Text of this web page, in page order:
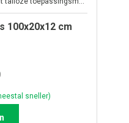
100x20x12 cm
sneller)